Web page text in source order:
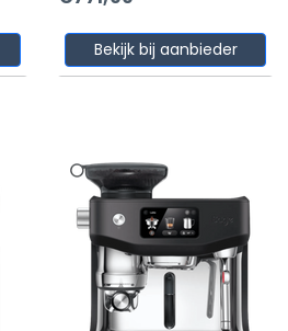
Bekijk bij aanbieder